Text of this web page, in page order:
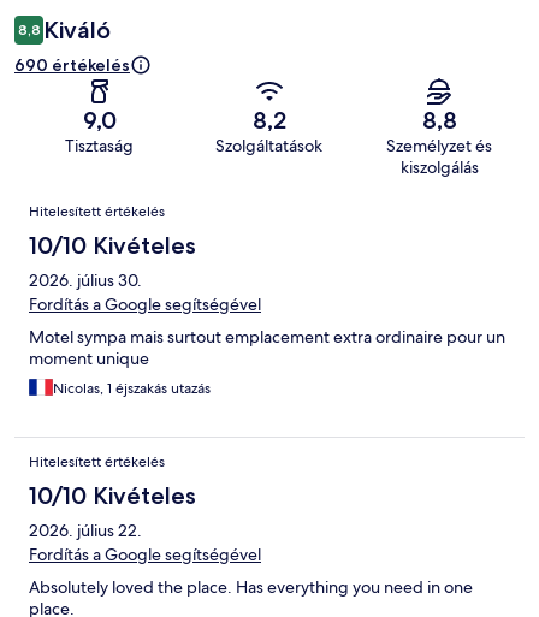
8,8 Kiváló
690 értékelés
9,0
Tisztaság
8,2
Szolgáltatások
8,8
Személyzet és
kiszolgálás
Értékelések
Hitelesített értékelés
10/10 Kivételes
2026. július 30.
Fordítás a Google segítségével
Motel sympa mais surtout emplacement extra ordinaire pour un
moment unique
Nicolas, 1 éjszakás utazás
Hitelesített értékelés
10/10 Kivételes
2026. július 22.
Fordítás a Google segítségével
Absolutely loved the place. Has everything you need in one
place.